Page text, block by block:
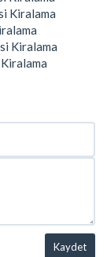
Kiralama
Kiralama
Kaydet